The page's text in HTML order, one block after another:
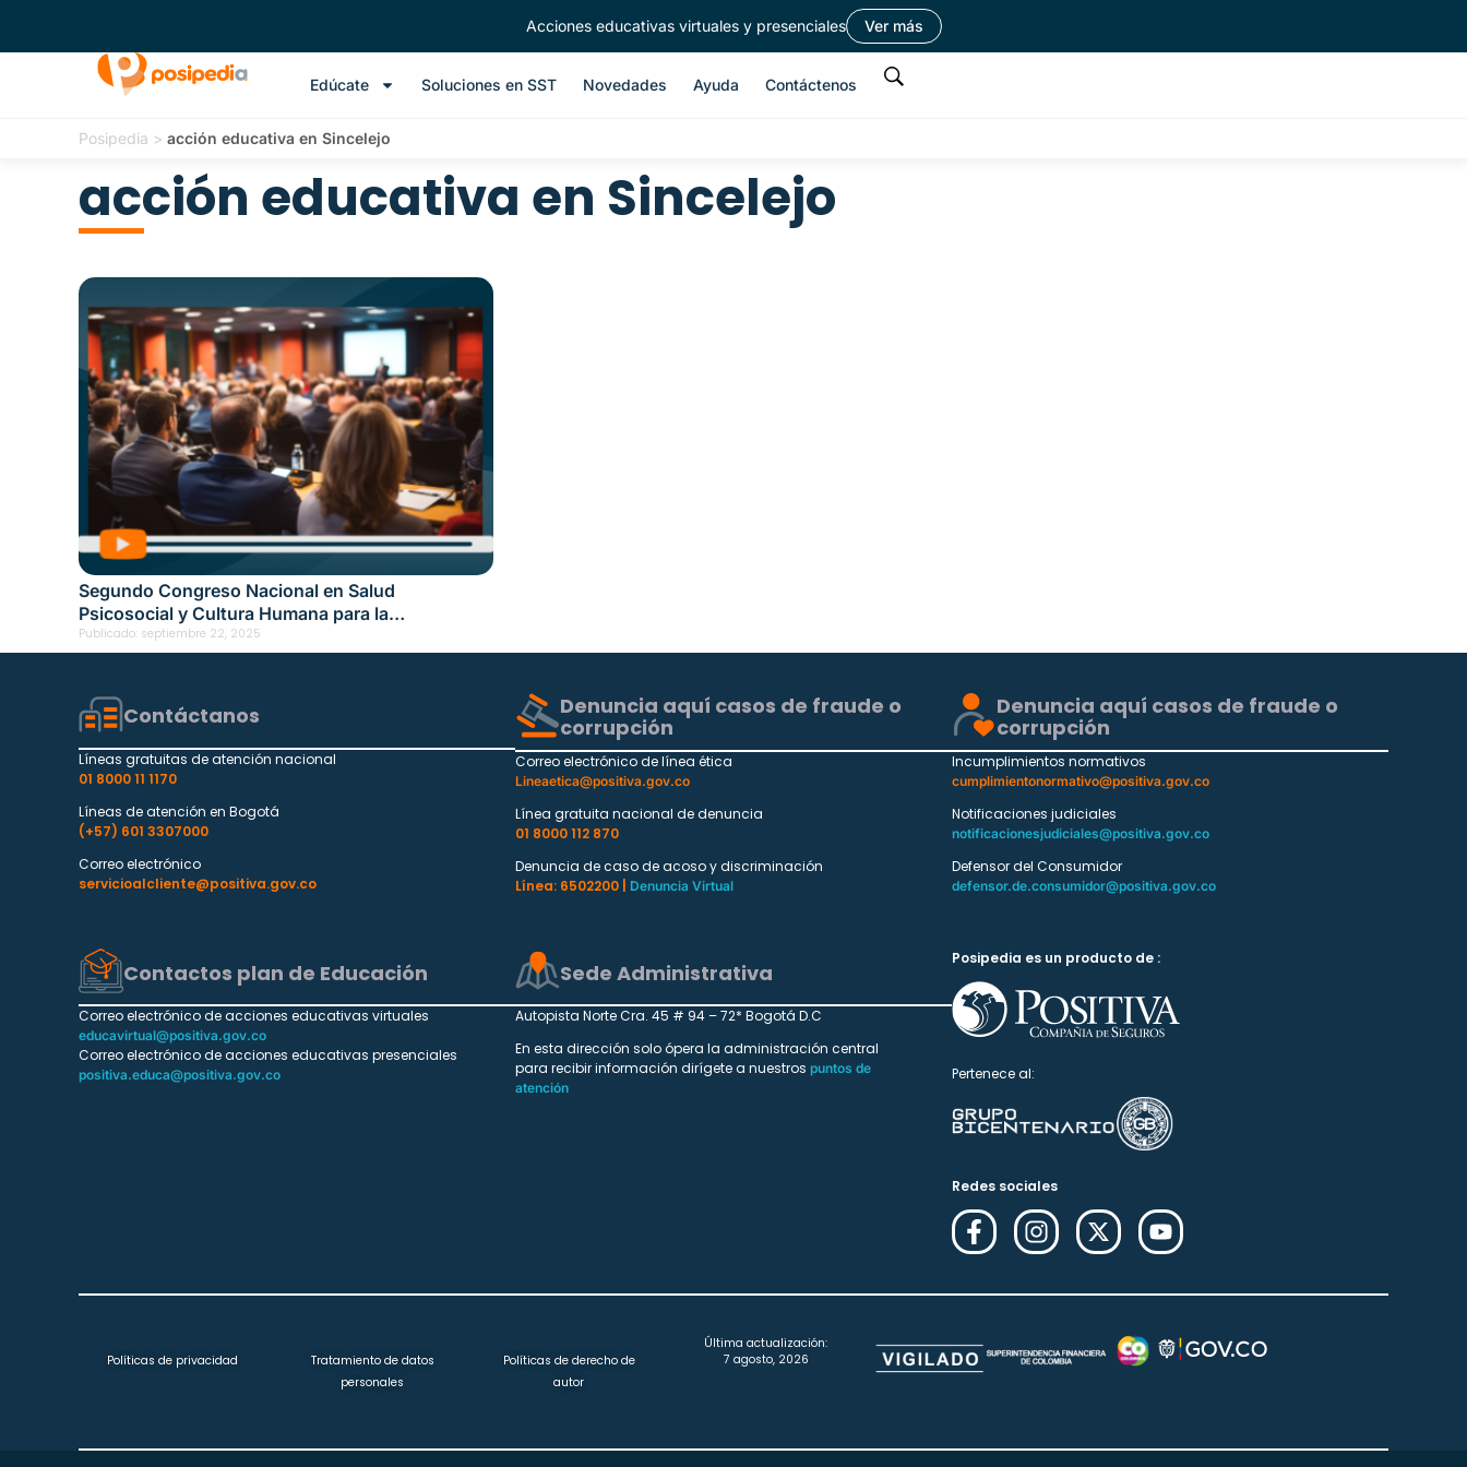
Acciones educativas virtuales y presenciales Ver más
Edúcate Soluciones en SST Novedades Ayuda Contáctenos
Posipedia > acción educativa en Sincelejo
acción educativa en Sincelejo
Segundo Congreso Nacional en Salud
Psicosocial y Cultura Humana para la
Transformación Empresarial en Sincelejo
Publicado: septiembre 22, 2025
Contáctanos
Líneas gratuitas de atención nacional
01 8000 11 1170
Líneas de atención en Bogotá
(+57) 601 3307000
Correo electrónico
servicioalcliente@positiva.gov.co
Denuncia aquí casos de fraude o
corrupción
Correo electrónico de línea ética
Lineaetica@positiva.gov.co
Línea gratuita nacional de denuncia
01 8000 112 870
Denuncia de caso de acoso y discriminación
Línea: 6502200 |
Denuncia Virtual
Denuncia aquí casos de fraude o
corrupción
Incumplimientos normativos
cumplimientonormativo@positiva.gov.co
Notificaciones judiciales
notificacionesjudiciales@positiva.gov.co
Defensor del Consumidor
defensor.de.consumidor@positiva.gov.co
Contactos plan de Educación
Correo electrónico de acciones educativas virtuales
educavirtual@positiva.gov.co
Correo electrónico de acciones educativas presenciales
positiva.educa@positiva.gov.co
Sede Administrativa
Autopista Norte Cra. 45 # 94 – 72* Bogotá D.C
En esta dirección solo ópera la administración central
para recibir información dirígete a nuestros puntos de
atención
Posipedia es un producto de :
Pertenece al:
Redes sociales
Políticas de privacidad
Tratamiento de datos
personales
Políticas de derecho de
autor
Última actualización:
7 agosto, 2026